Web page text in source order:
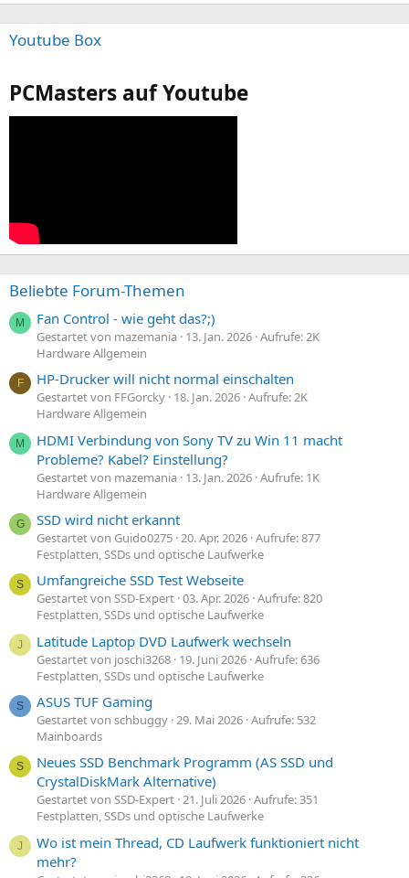
Youtube Box
PCMasters auf Youtube
Beliebte Forum-Themen
M Fan Control - wie geht das?;)
Gestartet von mazemania 13. Jan. 2026 Aufrufe: 2K
Hardware Allgemein
F HP-Drucker will nicht normal einschalten
Gestartet von FFGorcky 18. Jan. 2026 Aufrufe: 2K
Hardware Allgemein
M
HDMI Verbindung von Sony TV zu Win 11 macht
Probleme? Kabel? Einstellung?
Gestartet von mazemania 13. Jan. 2026 Aufrufe: 1K
Hardware Allgemein
G SSD wird nicht erkannt
Gestartet von Guido0275 20. Apr. 2026 Aufrufe: 877
Festplatten, SSDs und optische Laufwerke
S Umfangreiche SSD Test Webseite
Gestartet von SSD-Expert 03. Apr. 2026 Aufrufe: 820
Festplatten, SSDs und optische Laufwerke
J Latitude Laptop DVD Laufwerk wechseln
Gestartet von joschi3268 19. Juni 2026 Aufrufe: 636
Festplatten, SSDs und optische Laufwerke
S ASUS TUF Gaming
Gestartet von schbuggy 29. Mai 2026 Aufrufe: 532
Mainboards
S
Neues SSD Benchmark Programm (AS SSD und
CrystalDiskMark Alternative)
Gestartet von SSD-Expert 21. Juli 2026 Aufrufe: 351
Festplatten, SSDs und optische Laufwerke
J
Wo ist mein Thread, CD Laufwerk funktioniert nicht
mehr?